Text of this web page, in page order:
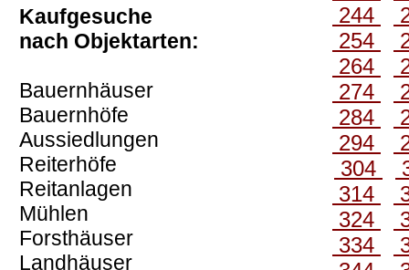
Kaufgesuche
nach Objektarten:
Bauernhäuser
Bauernhöfe
Aussiedlungen
Reiterhöfe
Reitanlagen
Mühlen
Forsthäuser
Landhäuser
244
254
264
274
284
294
304
314
324
334